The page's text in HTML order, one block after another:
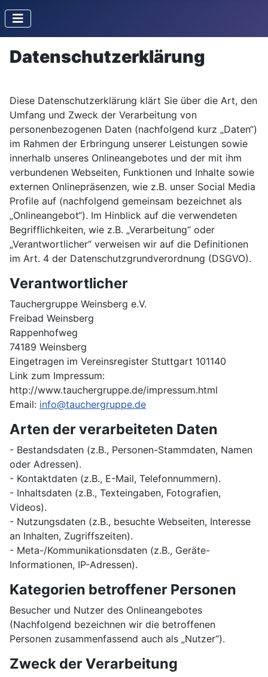
Datenschutzerklärung
Diese Datenschutzerklärung klärt Sie über die Art, den
Umfang und Zweck der Verarbeitung von
personenbezogenen Daten (nachfolgend kurz „Daten“)
im Rahmen der Erbringung unserer Leistungen sowie
innerhalb unseres Onlineangebotes und der mit ihm
verbundenen Webseiten, Funktionen und Inhalte sowie
externen Onlinepräsenzen, wie z.B. unser Social Media
Profile auf (nachfolgend gemeinsam bezeichnet als
„Onlineangebot“). Im Hinblick auf die verwendeten
Begrifflichkeiten, wie z.B. „Verarbeitung“ oder
„Verantwortlicher“ verweisen wir auf die Definitionen
im Art. 4 der Datenschutzgrundverordnung (DSGVO).
Verantwortlicher
Tauchergruppe Weinsberg e.V.
Freibad Weinsberg
Rappenhofweg
74189 Weinsberg
Eingetragen im Vereinsregister Stuttgart 101140
Link zum Impressum:
http://www.tauchergruppe.de/impressum.html
Email: info@tauchergruppe.de
Arten der verarbeiteten Daten
- Bestandsdaten (z.B., Personen-Stammdaten, Namen
oder Adressen).
- Kontaktdaten (z.B., E-Mail, Telefonnummern).
- Inhaltsdaten (z.B., Texteingaben, Fotografien,
Videos).
- Nutzungsdaten (z.B., besuchte Webseiten, Interesse
an Inhalten, Zugriffszeiten).
- Meta-/Kommunikationsdaten (z.B., Geräte-
Informationen, IP-Adressen).
Kategorien betroffener Personen
Besucher und Nutzer des Onlineangebotes
(Nachfolgend bezeichnen wir die betroffenen
Personen zusammenfassend auch als „Nutzer“).
Zweck der Verarbeitung